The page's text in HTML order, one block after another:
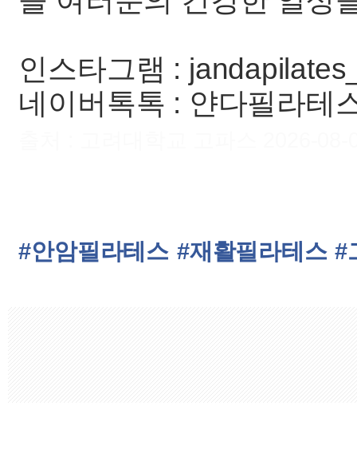
인스타그램 :
네이버톡톡 : 얀다필라테
#안암필라테스 #재활필라테스 #